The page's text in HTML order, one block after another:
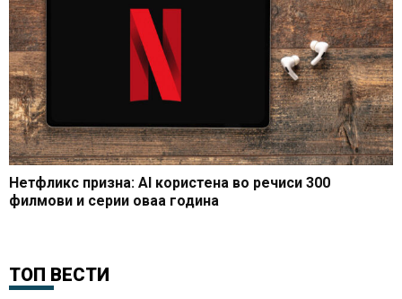
Нетфликс призна: AI користена во речиси 300
филмови и серии оваа година
ТОП ВЕСТИ